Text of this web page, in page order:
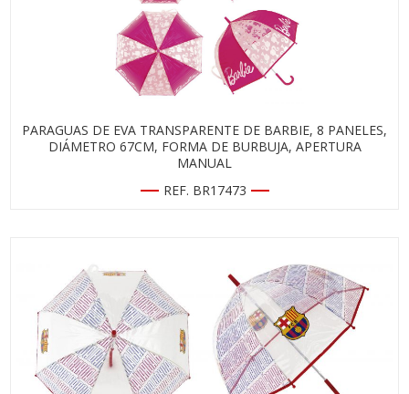
PARAGUAS DE EVA TRANSPARENTE DE BARBIE, 8 PANELES,
DIÁMETRO 67CM, FORMA DE BURBUJA, APERTURA
MANUAL
REF. BR17473